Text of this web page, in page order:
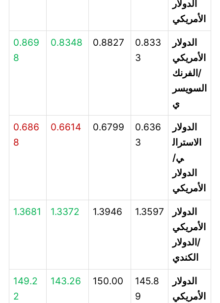
الدولار
الأمريكي
الدولار
الأمريكي
/الفرنك
السويسر
ي
0.833
3
0.8827
0.8348
0.869
8
الدولار
الاسترال
ي/
الدولار
الأمريكي
0.636
3
0.6799
0.6614
0.686
8
الدولار
الأمريكي
/الدولار
الكندي
1.3597
1.3946
1.3372
1.3681
الدولار
الأمريكي
145.8
9
150.00
143.26
149.2
2